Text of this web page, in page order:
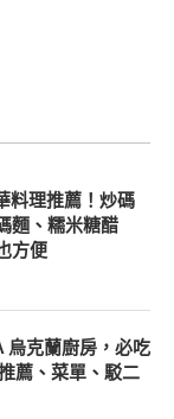
料理推薦！炒碼
麵、糯米糖醋
方便
烏克蘭廚房，必吃
薦、菜單、駁二